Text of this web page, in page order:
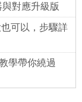
對應升級版
可以，步驟詳
學帶你繞過